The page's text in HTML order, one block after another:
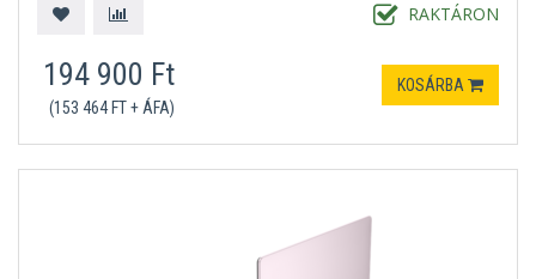
RAKTÁRON
194 900 Ft
(153 464 FT + ÁFA)
KOSÁRBA